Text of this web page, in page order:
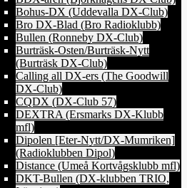
Bohus-DX (Uddevalla DX-Club)
Bro DX-Blad (Bro Radioklubb)
Bullen (Ronneby DX-Club)
Burträsk-Osten/Burträsk-Nytt
(Burträsk DX-Club)
Calling all DX-ers (The Goodwill
DX-Club)
CQDX (DX-Club 57)
DEXTRA (Ersmarks DX-Klubb
mfl)
Dipolen [Eter-Nytt/DX-Mumriken]
(Radioklubben Dipol)
Distance (Umeå Kortvågsklubb mfl)
DKT-Bullen (DX-klubben TRIO,